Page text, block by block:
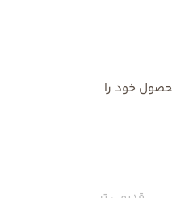
خود را